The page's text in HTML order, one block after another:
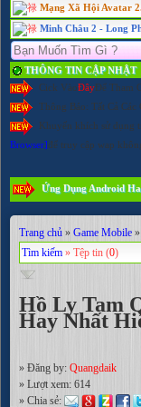
Mạng Xã Hội Avatar
Minh Châu 2 - Long
THÔNG TIN CẬP NHẬT
Cick VàoĐây Để Tham
Thông Báo: Tất Cả
Khuyến khích sử dụng
Browser]để truy cập wap
Ứng Dụng Android
Trang chủ » Game Mobile »
Tìm kiếm » Tệp tin (0)
Hồ Ly Tam
Hay Nhất
» Đăng by: Quangdaik
» Lượt xem: 614
» Chia sẻ: